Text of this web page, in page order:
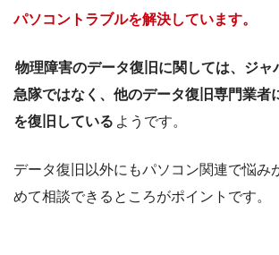
〒150-0041
その他サービス内容 ・宅配、持込、
パソコントラブルを解決しています。
物理障害のデータ復旧に関しては、ジャ
急隊ではなく、他のデータ復旧専門業者
を復旧している ようです。
データ復旧以外にもパソコン関連で悩み
めて相談できるところがポイントです。